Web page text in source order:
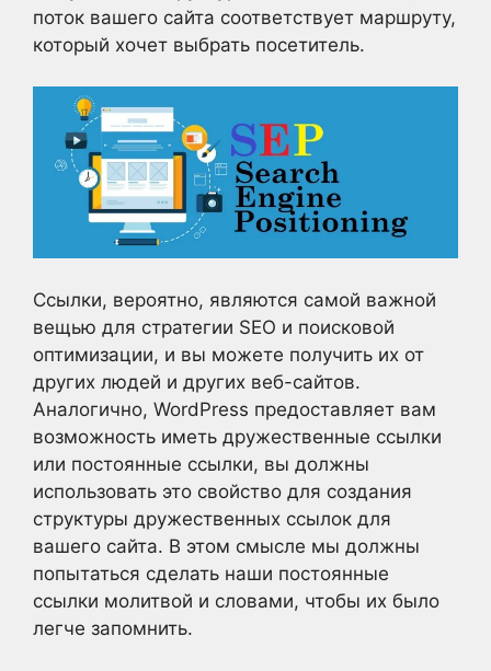
поток вашего сайта соответствует маршруту,
который хочет выбрать посетитель.
Ссылки, вероятно, являются самой важной
вещью для стратегии SEO и поисковой
оптимизации, и вы можете получить их от
других людей и других веб-сайтов.
Аналогично, WordPress предоставляет вам
возможность иметь дружественные ссылки
или постоянные ссылки, вы должны
использовать это свойство для создания
структуры дружественных ссылок для
вашего сайта. В этом смысле мы должны
попытаться сделать наши постоянные
ссылки молитвой и словами, чтобы их было
легче запомнить.